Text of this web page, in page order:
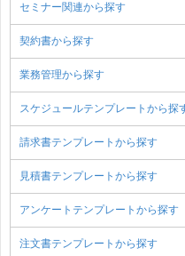
セミナー関連から探す
契約書から探す
業務管理から探す
スケジュールテンプレートから探
請求書テンプレートから探す
見積書テンプレートから探す
アンケートテンプレートから探す
注文書テンプレートから探す